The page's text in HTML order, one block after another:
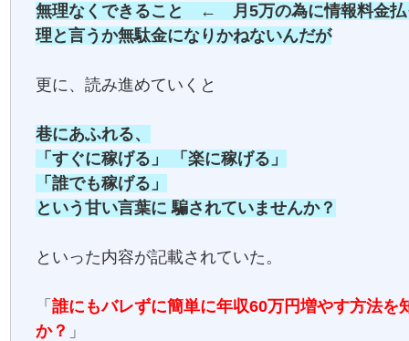
無理なくできること ← 月5万の為に情報料金払
理と言うか無駄金になりかねないんだが
更に、読み進めていくと
巷にあふれる、
「すぐに稼げる」 「楽に稼げる」
「誰でも稼げる」
という甘い言葉に 騙されていませんか？
といった内容が記載されていた。
「誰にもバレずに簡単に年収60万円増やす方法を
か？ 」